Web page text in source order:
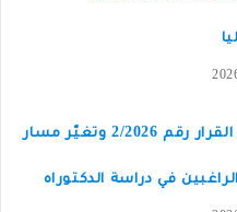
إسبانيا تعتمد القرار رقم 2/2026 وتغيّر مسار
في دراسة الدكتوراه